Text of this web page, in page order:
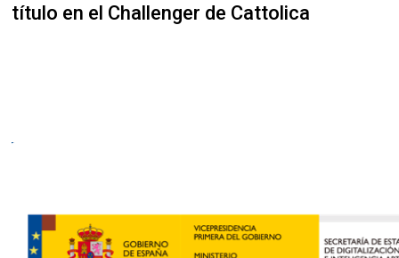
título en el Challenger de Cattolica